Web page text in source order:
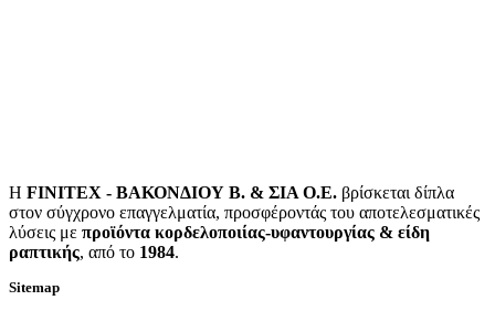
Η FINITEX - ΒΑΚΟΝΔΙΟΥ Β. & ΣΙΑ Ο.Ε. βρίσκεται δίπλα
στον σύγχρονο επαγγελματία, προσφέροντάς του αποτελεσματικές
λύσεις με προϊόντα κορδελοποιίας-υφαντουργίας & είδη
ραπτικής, από το 1984.
Sitemap